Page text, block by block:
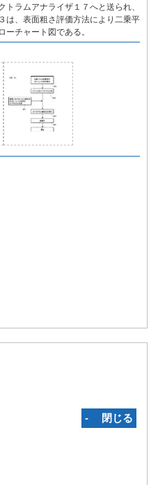
ラムアナライザ１７へと送られ、
は、表面粗さ評価方法により二乗平
チャート図である。
‐ 閉じる